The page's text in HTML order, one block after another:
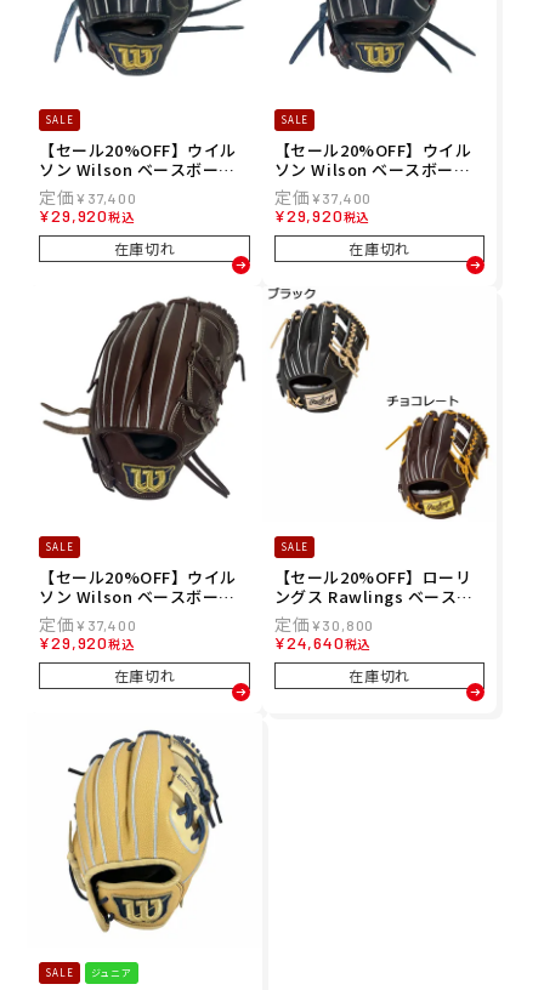
SALE
【セール20%OFF】ウイル
ソン Wilson ベースボール
野球 ソフトボール グラブ ミ
ット グローブ 軟式 Basic L
ab DUAL 内野手用 1723型
内野手用 WBW103735 メン
ズ レディース ユニセックス
¥ 37,400
¥29,920税込
在庫切れ
SALE
【セール20%OFF】ウイル
ソン Wilson ベースボール
野球 ソフトボール グラブ ミ
ット グローブ 軟式 Basic L
ab DUAL 内野手用 86型 内
野手用 WBW103731 メンズ
レディース ユニセックス 25
FA 秋冬
¥37,400
¥29,920税込
在庫切れ
SALE
【セール20%OFF】ウイル
ソン Wilson ベースボール
野球 ソフトボール グラブ ミ
ット グローブ 軟式 Basic L
ab DUAL 投手用 SA17型 投
手用 WBW103720 メンズ レ
ディース ユニセックス 25FA
¥ 37,400
¥29,920税込
在庫切れ
SALE
【セール20%OFF】ローリ
ングス Rawlings ベースボ
ール 野球 ソフトボール グラ
ブ ミット グローブ 軟式 HO
H PRO EXCEL FS Style 内
野手用 GR5HENP2FS メンズ
レディース ユニセックス 25
¥30,800
¥24,640税込
在庫切れ
SALE ジュニア